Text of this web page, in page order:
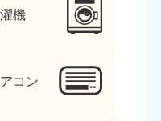
機
コン